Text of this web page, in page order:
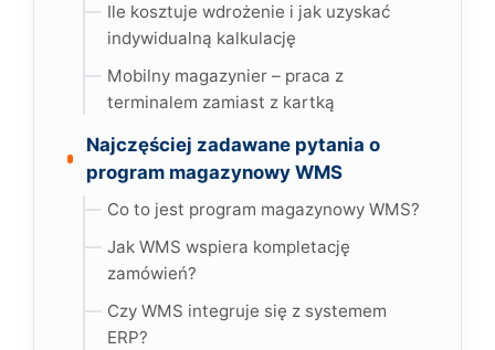
Ile kosztuje wdrożenie i jak uzyskać
indywidualną kalkulację
Mobilny magazynier – praca z
terminalem zamiast z kartką
Najczęściej zadawane pytania o
program magazynowy WMS
Co to jest program magazynowy WMS?
Jak WMS wspiera kompletację
zamówień?
Czy WMS integruje się z systemem
ERP?